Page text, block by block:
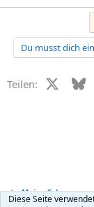
Du musst dich
Teilen: X
Meine
Diese Seite